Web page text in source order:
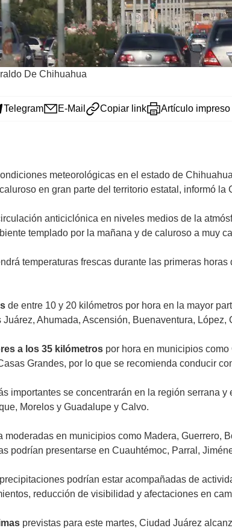
De Chihuahua
Telegram E-Mail Copiar link Artículo impreso
meteorológicas en el estado de
en gran parte del territorio estatal, informó
anticiclónica en niveles medios de la
templado por la mañana y de caluroso a muy
temperaturas frescas durante las primeras
de entre 10 y 20 kilómetros por hora en la mayor
Ahumada, Ascensión, Buenaventura, López,
a los 35 kilómetros por hora en municipios
Grandes, por lo que se recomienda conducir
importantes se concentrarán en la región serrana
Morelos y Guadalupe y Calvo.
moderadas en municipios como Madera,
podrían presentarse en Cuauhtémoc, Parral,
podrían estar acompañadas de
reducción de visibilidad y afectaciones en
previstas para este martes, Ciudad Juárez